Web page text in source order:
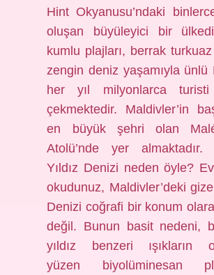
Hint Okyanusu’ndaki
oluşan büyüleyici bir
kumlu plajları, berrak
zengin deniz yaşamıyla ünlü
her yıl milyonlarca turisti
çekmektedir. Maldivler’in
en büyük şehri olan
Atolü’nde yer almaktadır.
Yıldız Denizi neden öyle?
okudunuz, Maldivler’deki
Denizi coğrafi bir konum
değil. Bunun basit nedeni,
yıldız benzeri ışıkların
yüzen biyolüminesan